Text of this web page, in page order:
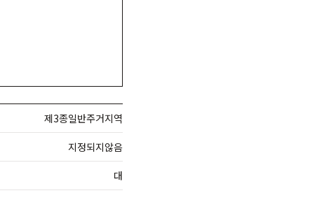
제3종일반주거지역
지정되지않음
대